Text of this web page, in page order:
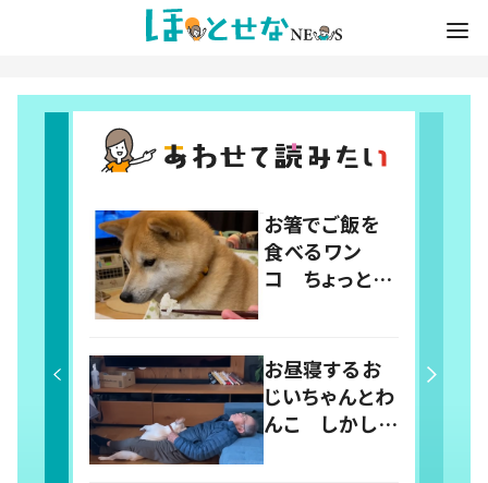
お箸でご飯を
食べるワン
コ ちょっと多
外な反応に
「な、なんで？」
「柴あるあるか
も」の声
お昼寝するお
じいちゃんとわ
んこ しかしよ